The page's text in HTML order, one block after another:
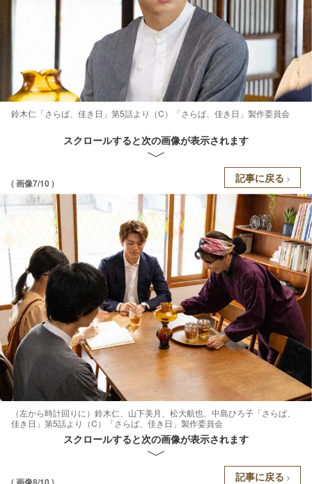
鈴木仁「さらば、佳き日」第5話より（C）「さらば、佳き日」製作委員会
スクロールすると次の画像が表示されます
( 画像7/10 ) 記事に戻る
（左から時計回りに）鈴木仁、山下美月、松大航也、中島ひろ子「さらば、
佳き日」第5話より（C）「さらば、佳き日」製作委員会
スクロールすると次の画像が表示されます
記事に戻る